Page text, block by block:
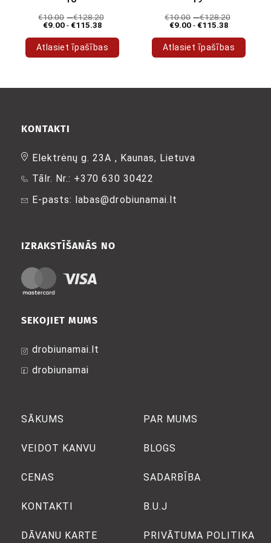
€10.00 -€128.20
€9.00-€115.38
Atlasiet īpašības
ir
izvēlēties
produkta
lapā
€10.00 -€128.20
€9.00-€115.38
Atlasiet īpašības
ir
SĀKUMS
VEIDOT KANVU
CENAS
KONTAKTI
DĀVANU KARTE
PAR MUMS
BLOGS
SADARBĪBA
B.U.J
PRIVĀTUMA POLITIKA
SEKOJIET MUMS
drobiunamai.lt
drobiunamai
IZRAKSTĪŠANĀS NO
KONTAKTI
Elektrėnų g. 23A , Kaunas, Lietuva
Tālr. Nr.: +370 630 30422
E-pasts: labas@drobiunamai.lt